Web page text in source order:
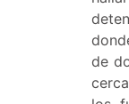
de